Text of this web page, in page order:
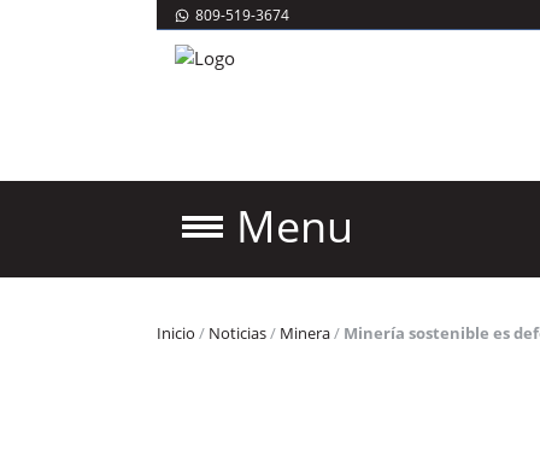
809-519-3674
Menu
Inicio / Noticias/ Minera/ Minería sostenible es